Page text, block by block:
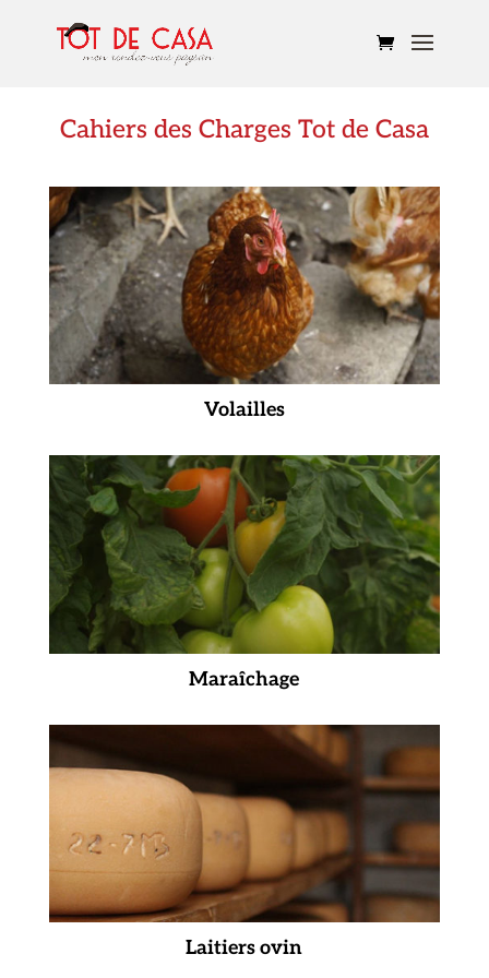
Cahiers des Charges Tot de Casa
Volailles
Maraîchage
Laitiers ovin